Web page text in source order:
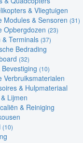
& Vliegtuigen
Modules & Sensoren (31)
Opbergdozen (23)
Terminals (37)
Bedrading
(32)
(10)
Verbruiksmaterialen
& Hulpmateriaal
Lijmen
& Reiniging
(10)